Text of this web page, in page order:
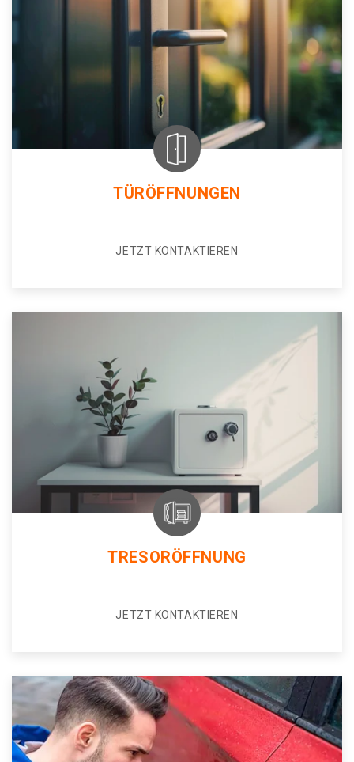
TÜRÖFFNUNGEN
JETZT KONTAKTIEREN
TRESORÖFFNUNG
JETZT KONTAKTIEREN